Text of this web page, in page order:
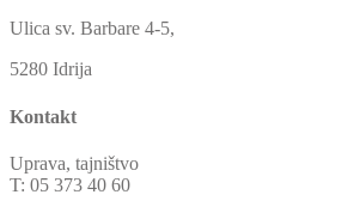
Ulica sv. Barbare 4-5,
5280 Idrija
Kontakt
Uprava, tajništvo
T: 05 373 40 60